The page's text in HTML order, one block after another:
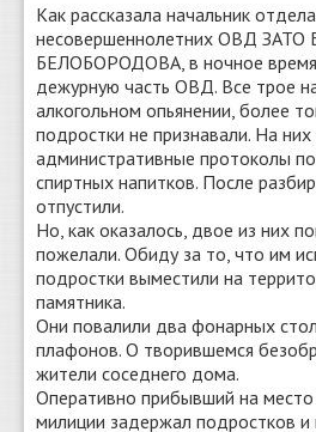
Как рассказала начальник
несовершеннолетних ОВД ЗАТО
БЕЛОБОРОДОВА, в ночное время
дежурную часть ОВД. Все трое
алкогольном опьянении, более
подростки не признавали. На
административные протоколы
спиртных напитков. После
отпустили.
Но, как оказалось, двое из них
пожелали. Обиду за то, что им
подростки выместили на
памятника.
Они повалили два фонарных
плафонов. О творившемся
жители соседнего дома.
Оперативно прибывший на
милиции задержал подростков и